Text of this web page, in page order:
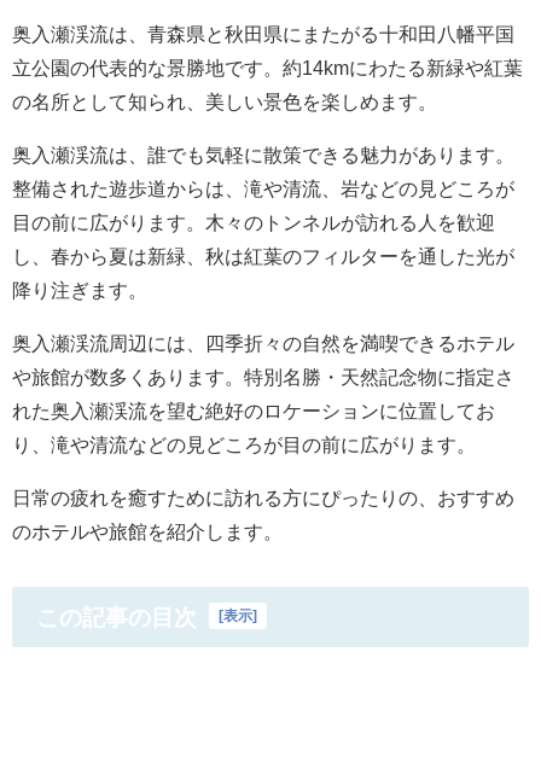
奥入瀬渓流は、青森県と秋田県にまたがる十和田八幡平国
立公園の代表的な景勝地です。約14kmにわたる新緑や紅葉
の名所として知られ、美しい景色を楽しめます。
奥入瀬渓流は、誰でも気軽に散策できる魅力があります。
整備された遊歩道からは、滝や清流、岩などの見どころが
目の前に広がります。木々のトンネルが訪れる人を歓迎
し、春から夏は新緑、秋は紅葉のフィルターを通した光が
降り注ぎます。
奥入瀬渓流周辺には、四季折々の自然を満喫できるホテル
や旅館が数多くあります。特別名勝・天然記念物に指定さ
れた奥入瀬渓流を望む絶好のロケーションに位置してお
り、滝や清流などの見どころが目の前に広がります。
日常の疲れを癒すために訪れる方にぴったりの、おすすめ
のホテルや旅館を紹介します。
この記事の目次 [表示]